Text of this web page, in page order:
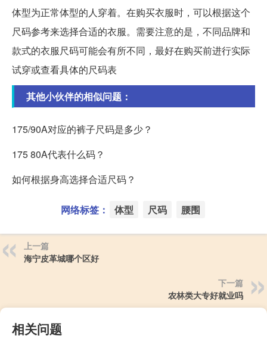
体型为正常体型的人穿着。在购买衣服时，可以根据这个
尺码参考来选择合适的衣服。需要注意的是，不同品牌和
款式的衣服尺码可能会有所不同，最好在购买前进行实际
试穿或查看具体的尺码表
其他小伙伴的相似问题：
175/90A对应的裤子尺码是多少？
175 80A代表什么码？
如何根据身高选择合适尺码？
网络标签： 体型 尺码 腰围
上一篇
海宁皮革城哪个区好
下一篇
农林类大专好就业吗
相关问题